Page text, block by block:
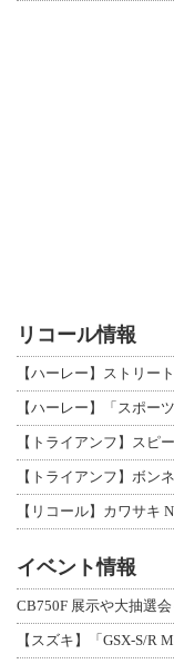
リコール情報
【ハーレー】ストリー
【トライアンフ】スピ
【リコール】カワサキ
イベント情報
CB750F 展示や大抽選
【スズキ】「GSX-S/R